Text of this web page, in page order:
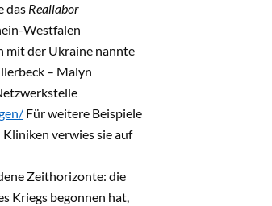
das Reallabor
Westfalen
mit der Ukraine nannte
– Malyn
Für weitere Beispiele
verwies sie auf
Zeithorizonte: die
Kriegs begonnen hat,